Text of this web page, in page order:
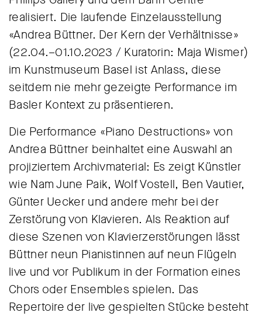
realisiert. Die laufende Einzelausstellung
«Andrea Büttner. Der Kern der Verhältnisse»
(22.04.–01.10.2023 / Kuratorin: Maja Wismer)
im Kunstmuseum Basel ist Anlass, diese
seitdem nie mehr gezeigte Performance im
Basler Kontext zu präsentieren.
Die Performance «Piano Destructions» von
Andrea Büttner beinhaltet eine Auswahl an
projiziertem Archivmaterial: Es zeigt Künstler
wie Nam June Paik, Wolf Vostell, Ben Vautier,
Günter Uecker und andere mehr bei der
Zerstörung von Klavieren. Als Reaktion auf
diese Szenen von Klavierzerstörungen lässt
Büttner neun Pianistinnen auf neun Flügeln
live und vor Publikum in der Formation eines
Chors oder Ensembles spielen. Das
Repertoire der live gespielten Stücke besteht